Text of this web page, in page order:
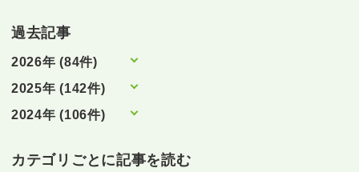
過去記事
2026年 (84件)
2025年 (142件)
2024年 (106件)
カテゴリごとに記事を読む